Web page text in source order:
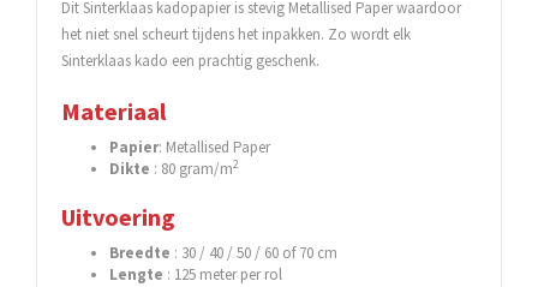
Dit Sinterklaas kadopapier is stevig Metallised Paper waardoor
het niet snel scheurt tijdens het inpakken. Zo wordt elk
Sinterklaas kado een prachtig geschenk.
Materiaal
Papier: Metallised Paper
Dikte : 80 gram/m2
Uitvoering
Breedte : 30 / 40 / 50 / 60 of 70 cm
Lengte : 125 meter per rol